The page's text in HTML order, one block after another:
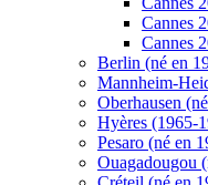
Cannes
Cannes
Berlin (né en
Mannheim-
Oberhausen
Hyères (1965-
Pesaro (né en
Ouagadougou